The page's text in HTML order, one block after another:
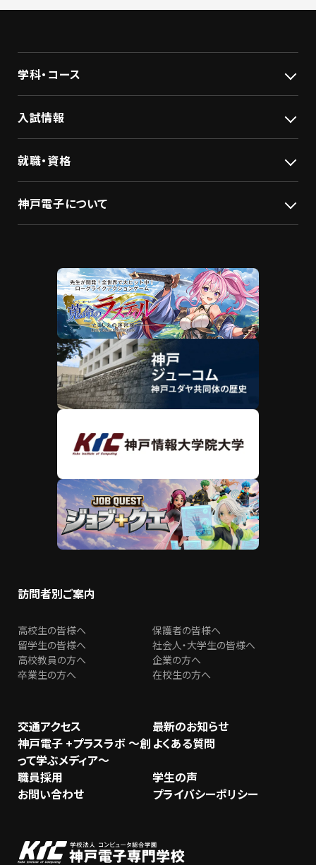
学科・コース
入試情報
就職・資格
神戸電子について
訪問者別ご案内
高校生の皆様へ
保護者の皆様へ
留学生の皆様へ
社会人・大学生の皆様へ
高校教員の方へ
企業の方へ
卒業生の方へ
在校生の方へ
交通アクセス
最新のお知らせ
神戸電子 +プラスラボ ～創
って学ぶメディア～
よくある質問
職員採用
学生の声
お問い合わせ
プライバシーポリシー